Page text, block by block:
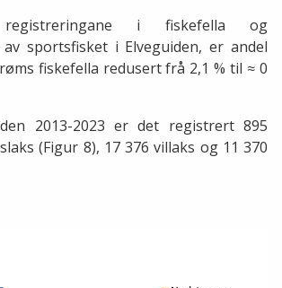
i fiskefella og
sportsfisket i Elveguiden, er andel
fiskefella redusert frå 2,1 % til ≈ 0
2013-2023 er det registrert 895
(Figur 8), 17 376 villaks og 11 370